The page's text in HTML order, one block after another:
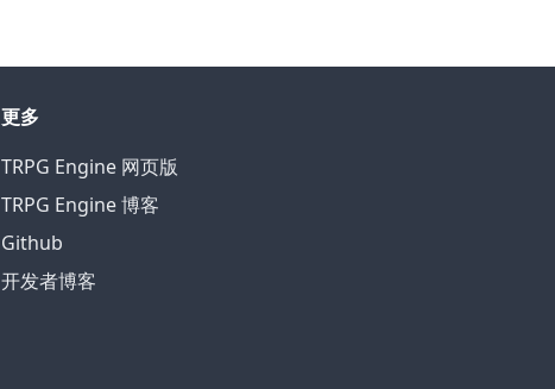
更多
TRPG Engine 网页版
TRPG Engine 博客
Github
开发者博客